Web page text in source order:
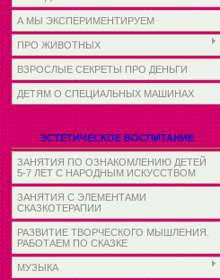
А МЫ ЭКСПЕРИМЕНТИРУЕМ
ПРО ЖИВОТНЫХ
ВЗРОСЛЫЕ СЕКРЕТЫ ПРО ДЕНЬГИ
ДЕТЯМ О СПЕЦИАЛЬНЫХ МАШИНАХ
ЭСТЕТИЧЕСКОЕ ВОСПИТАНИЕ
ЗАНЯТИЯ ПО ОЗНАКОМЛЕНИЮ ДЕТЕЙ
5-7 ЛЕТ С НАРОДНЫМ ИСКУССТВОМ
ЗАНЯТИЯ С ЭЛЕМЕНТАМИ
СКАЗКОТЕРАПИИ
РАЗВИТИЕ ТВОРЧЕСКОГО МЫШЛЕНИЯ.
РАБОТАЕМ ПО СКАЗКЕ
МУЗЫКА